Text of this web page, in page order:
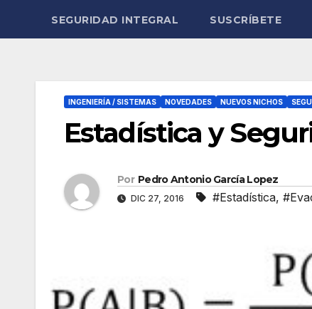
SEGURIDAD INTEGRAL SUSCRÍBETE
INGENIERÍA / SISTEMAS NOVEDADES NUEVOS NICHOS
Estadística y
Por Pedro Antonio García Lopez
DIC 27, 2016 #Estadística,